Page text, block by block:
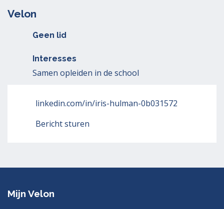
Velon
Geen lid
Interesses
Samen opleiden in de school
linkedin.com/in/iris-hulman-0b031572
Bericht sturen
Mijn Velon